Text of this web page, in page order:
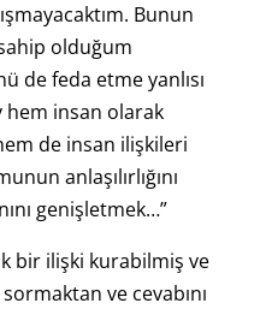
Bunun
olduğum
de feda etme yanlısı
hem insan olarak
de insan ilişkileri
anlaşılırlığını
genişletmek…”
bir ilişki kurabilmiş ve
ve cevabını